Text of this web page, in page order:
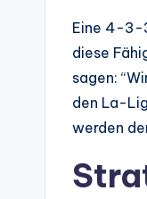
Eine 4-3-
diese
sagen:
den La-
werden